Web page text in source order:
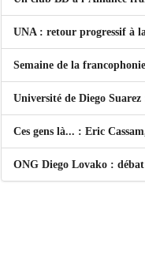
UNA : retour progressif à
Semaine de la
Université de Diego
Ces gens là... : Eric
ONG Diego Lovako :